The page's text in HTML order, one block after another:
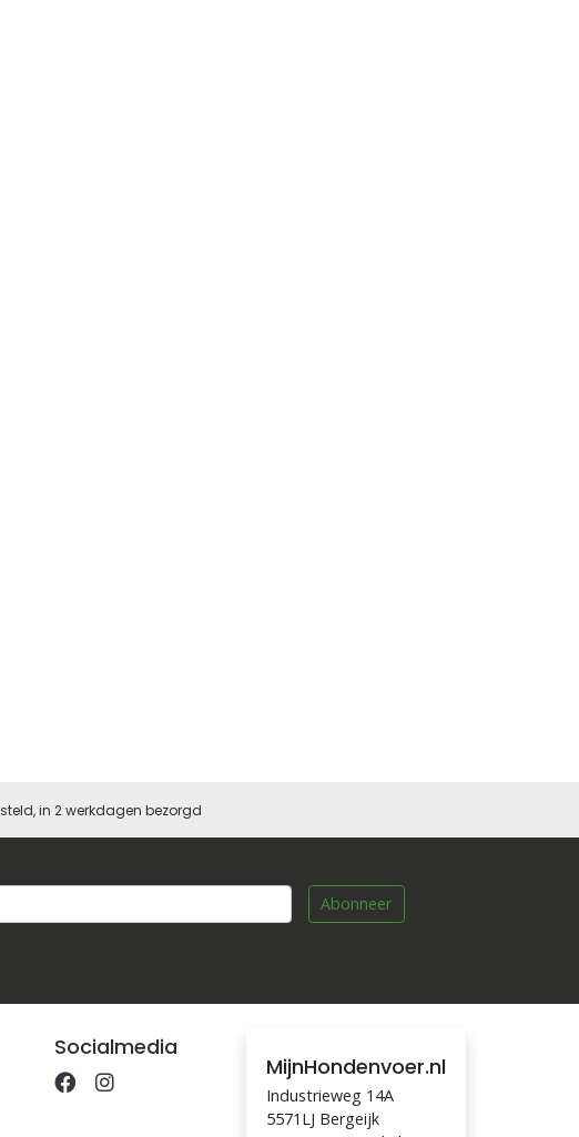
in 2 werkdagen bezorgd
Abonneer
Socialmedia
MijnHondenvoer.nl
Industrieweg 14A
5571LJ Bergeijk